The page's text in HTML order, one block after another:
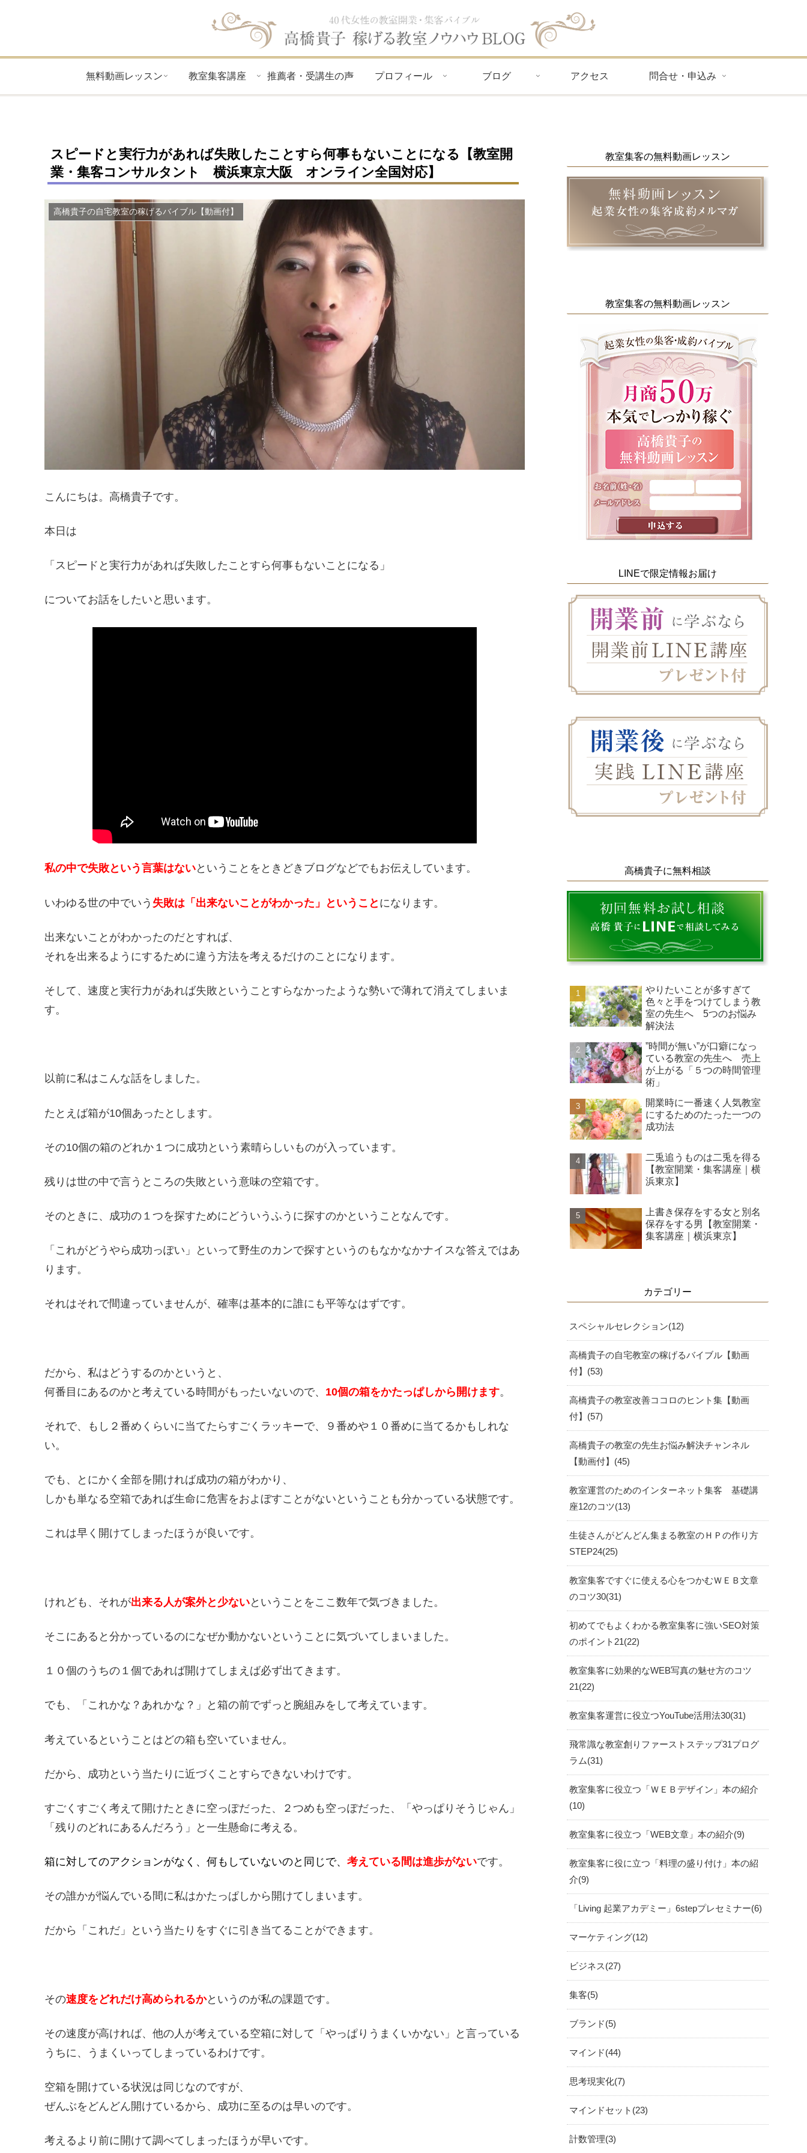
無料動画レッスン 教室集客講座 推薦者・受講生の声 プロフィール ブログ アクセス 問合せ・申込み
スピードと実行力があれば失敗したことすら何事もないことになる【教室開
業・集客コンサルタント 横浜東京大阪 オンライン全国対応】
高橋貴子の自宅教室の稼げるバイブル【動画付】
こんにちは。高橋貴子です。
本日は
「スピードと実行力があれば失敗したことすら何事もないことになる」
についてお話をしたいと思います。
私の中で失敗という言葉はないということをときどきブログなどでもお伝えしています。
いわゆる世の中でいう 失敗は「出来ないことがわかった」ということ になります。
出来ないことがわかったのだとすれば、
それを出来るようにするために違う方法を考えるだけのことになります。
そして、速度と実行力があれば失敗ということすらなかったような勢いで薄れて消えてしまいま
す。
以前に私はこんな話をしました。
たとえば箱が10個あったとします。
その10個の箱のどれか１つに成功という素晴らしいものが入っています。
残りは世の中で言うところの失敗という意味の空箱です。
そのときに、成功の１つを探すためにどういうふうに探すのかということなんです。
「これがどうやら成功っぽい」といって野生のカンで探すというのもなかなかナイスな答えではあ
ります。
それはそれで間違っていませんが、確率は基本的に誰にも平等なはずです。
だから、私はどうするのかというと、
何番目にあるのかと考えている時間がもったいないので、 10個の箱をかたっぱしから開けます。
それで、もし２番めくらいに当てたらすごくラッキーで、９番めや１０番めに当てるかもしれな
い。
でも、とにかく全部を開ければ成功の箱がわかり、
しかも単なる空箱であれば生命に危害をおよぼすことがないということも分かっている状態です。
これは早く開けてしまったほうが良いです。
けれども、それが出来る人が案外と少ないということをここ数年で気づきました。
そこにあると分かっているのになぜか動かないということに気づいてしまいました。
１０個のうちの１個であれば開けてしまえば必ず出てきます。
でも、「これかな？あれかな？」と箱の前でずっと腕組みをして考えています。
考えているということはどの箱も空いていません。
だから、成功という当たりに近づくことすらできないわけです。
すごくすごく考えて開けたときに空っぽだった、２つめも空っぽだった、「やっぱりそうじゃん」
「残りのどれにあるんだろう」と一生懸命に考える。
箱に対してのアクションがなく、何もしていないのと同じで、 考えている間は進歩がないです。
その誰かが悩んでいる間に私はかたっぱしから開けてしまいます。
だから「これだ」という当たりをすぐに引き当てることができます。
その速度をどれだけ高められるかというのが私の課題です。
その速度が高ければ、他の人が考えている空箱に対して「やっぱりうまくいかない」と言っている
うちに、うまくいってしまっているわけです。
空箱を開けている状況は同じなのですが、
ぜんぶをどんどん開けているから、成功に至るのは早いのです。
考えるより前に開けて調べてしまったほうが早いです。
教室集客の無料動画レッスン
教室集客の無料動画レッスン
LINEで限定情報お届け
高橋貴子に無料相談
やりたいことが多すぎて
色々と手をつけてしまう教
室の先生へ 5つのお悩み
解決法
”時間が無い”が口癖になっ
ている教室の先生へ 売上
が上がる「５つの時間管理
術」
開業時に一番速く人気教室
にするためのたった一つの
成功法
二兎追うものは二兎を得る
【教室開業・集客講座｜横
浜東京】
上書き保存をする女と別名
保存をする男【教室開業・
集客講座｜横浜東京】
カテゴリー
スペシャルセレクション 12
高橋貴子の自宅教室の稼げるバイブル【動画
付】
53
高橋貴子の教室改善ココロのヒント集【動画
付】
57
高橋貴子の教室の先生お悩み解決チャンネル
【動画付】
45
教室運営のためのインターネット集客 基礎講
座12のコツ 13
生徒さんがどんどん集まる教室のＨＰの作り方
STEP24 25
教室集客ですぐに使える心をつかむＷＥＢ文章
のコツ30 31
初めてでもよくわかる教室集客に強いSEO対策
のポイント21 22
教室集客に効果的なWEB写真の魅せ方のコツ
21 22
教室集客運営に役立つYouTube活用法30 31
飛常識な教室創りファーストステップ31プログ
ラム 31
教室集客に役立つ「ＷＥＢデザイン」本の紹介
10
教室集客に役立つ「WEB文章」本の紹介 9
教室集客に役に立つ「料理の盛り付け」本の紹
介 9
「Living 起業アカデミー」6stepプレセミナー 6
マーケティング 12
ビジネス 27
集客 5
ブランド 5
マインド 44
思考現実化 7
マインドセット 23
計数管理 3